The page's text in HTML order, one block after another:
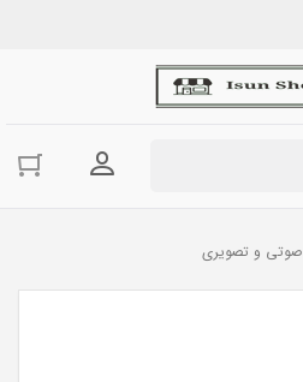
ورود به
صوتی و تصویری